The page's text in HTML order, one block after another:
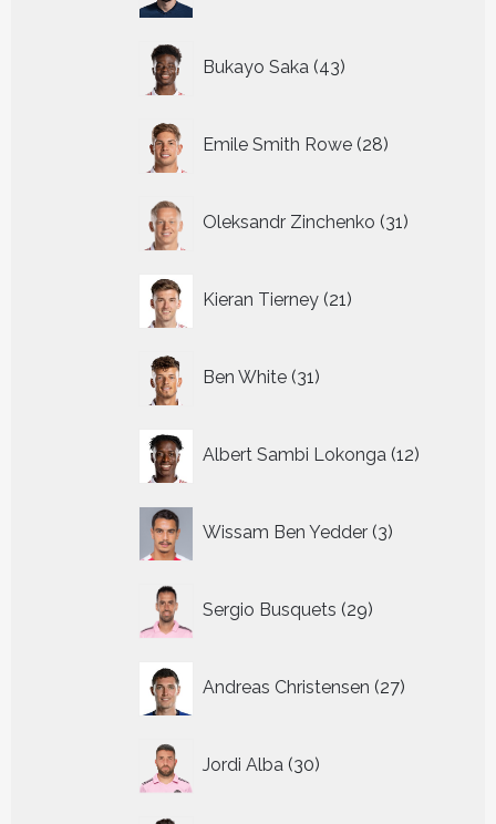
Bukayo Saka 43
producten
Emile Smith Rowe 28
producten
Oleksandr Zinchenko 31
producten
Kieran Tierney 21
producten
Ben White 31
producten
Albert Sambi Lokonga 12
Wissam Ben Yedder 3
producten
Sergio Busquets 29
producten
Andreas Christensen 27
producten
Jordi Alba 30
producten